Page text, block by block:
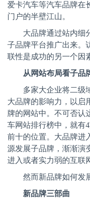
爱卡汽车等汽车品牌在
门户的半壁江山。
大品牌通过站内细
子品牌平台推广出来。
联性是成功的另一个因
从网站布局看子品
多家大企业将二级
大品牌的影响力，以启
牌的网站中。不可否认
车网站排行榜中，就有4
前十的位置。大品牌进
源发展子品牌，渐渐演
进入或者实力弱的互联
然而新品牌如何发
新品牌三部曲